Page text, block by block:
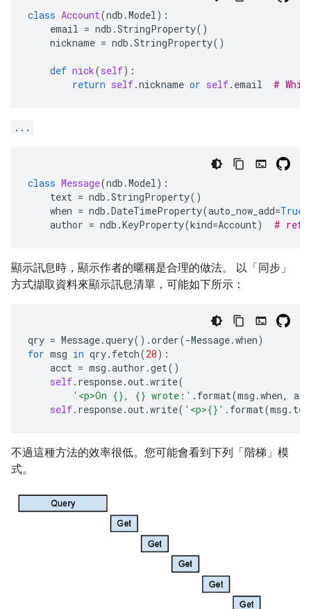
class Account(ndb .Model):
email = ndb .StringProperty()
nickname = ndb .StringProperty()
def nick(self):
return self.nickname or self. email #
...
class Message(ndb .Model):
text = ndb .StringProperty()
when = ndb .DateTimeProperty(auto_now_add=True
author = ndb .KeyProperty(kind=Account) #
顯示訊息時，顯示作者的暱稱是合理的做法。 以「同步」
方式擷取資料來顯示訊息清單，可能如下所示：
qry = Message.query() .order(-Message.when)
for msg in qry. fetch(20):
acct = msg .author .get()
self. response.out.write(
'<p>On {}, {} wrote:' . format(msg .when,
self. response.out.write( '<p>{} ' . format(msg .
不過這種方法的效率很低。您可能會看到下列「階梯」模
式。